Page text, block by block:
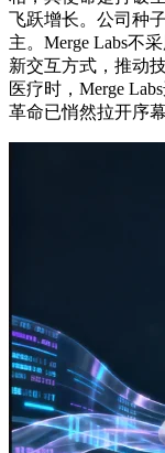
飞跃增长。公司种
主。Merge Labs不
新交互方式，推动
医疗时，Merge
革命已悄然拉开序幕